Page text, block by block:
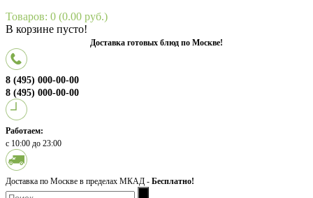
Товаров: 0 (0.00 руб.)
В корзине пусто!
Доставка готовых блюд по Москве!
8 (495) 000-00-00
8 (495) 000-00-00
Работаем:
с 10:00 до 23:00
Доставка по Москве в пределах МКАД - Бесплатно!